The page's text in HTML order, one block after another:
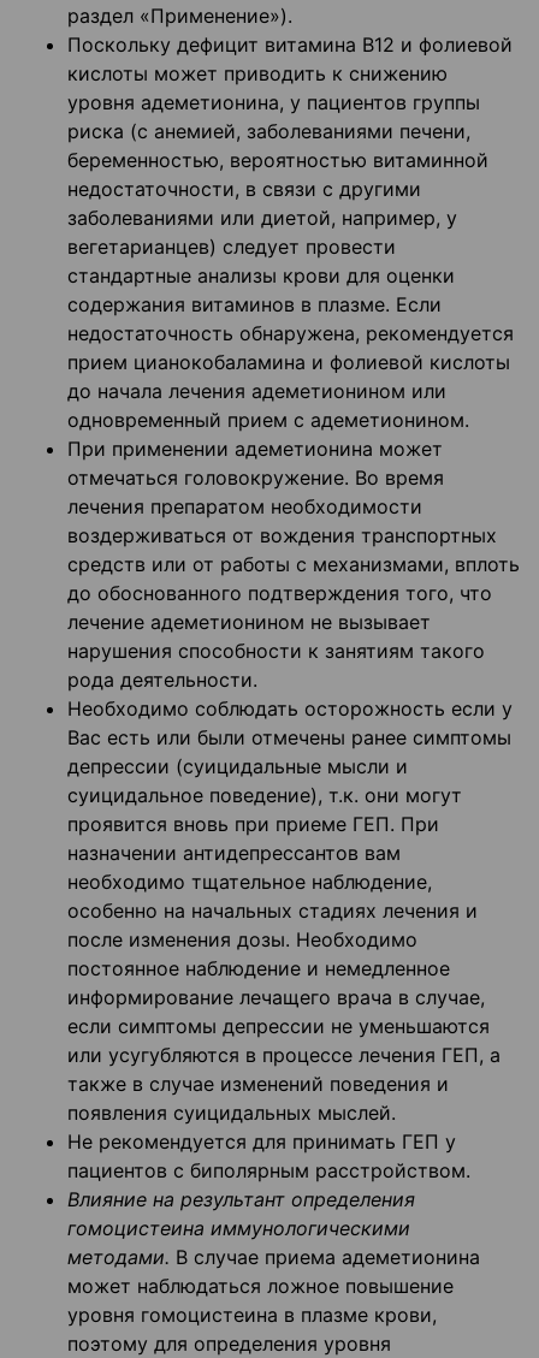
раздел «Применение»).
Поскольку дефицит витамина В12 и фолиевой
кислоты может приводить к снижению
уровня адеметионина, у пациентов группы
риска (с анемией, заболеваниями печени,
беременностью, вероятностью витаминной
недостаточности, в связи с другими
заболеваниями или диетой, например, у
вегетарианцев) следует провести
стандартные анализы крови для оценки
содержания витаминов в плазме. Если
недостаточность обнаружена, рекомендуется
прием цианокобаламина и фолиевой кислоты
до начала лечения адеметионином или
одновременный прием с адеметионином.
При применении адеметионина может
отмечаться головокружение. Во время
лечения препаратом необходимости
воздерживаться от вождения транспортных
средств или от работы с механизмами, вплоть
до обоснованного подтверждения того, что
лечение адеметионином не вызывает
нарушения способности к занятиям такого
рода деятельности.
Необходимо соблюдать осторожность если у
Вас есть или были отмечены ранее симптомы
депрессии (суицидальные мысли и
суицидальное поведение), т.к. они могут
проявится вновь при приеме ГЕП. При
назначении антидепрессантов вам
необходимо тщательное наблюдение,
особенно на начальных стадиях лечения и
после изменения дозы. Необходимо
постоянное наблюдение и немедленное
информирование лечащего врача в случае,
если симптомы депрессии не уменьшаются
или усугубляются в процессе лечения ГЕП, а
также в случае изменений поведения и
появления суицидальных мыслей.
Не рекомендуется для принимать ГЕП у
пациентов с биполярным расстройством.
Влияние на результант определения
гомоцистеина иммунологическими
методами. В случае приема адеметионина
может наблюдаться ложное повышение
уровня гомоцистеина в плазме крови,
поэтому для определения уровня